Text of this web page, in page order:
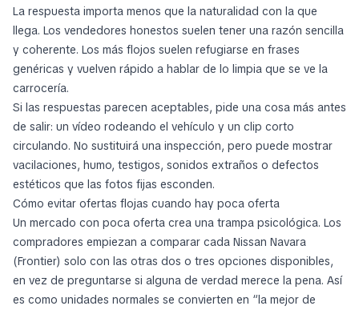
La respuesta importa menos que la naturalidad con la que
llega. Los vendedores honestos suelen tener una razón sencilla
y coherente. Los más flojos suelen refugiarse en frases
genéricas y vuelven rápido a hablar de lo limpia que se ve la
carrocería.
Si las respuestas parecen aceptables, pide una cosa más antes
de salir: un vídeo rodeando el vehículo y un clip corto
circulando. No sustituirá una inspección, pero puede mostrar
vacilaciones, humo, testigos, sonidos extraños o defectos
estéticos que las fotos fijas esconden.
Cómo evitar ofertas flojas cuando hay poca oferta
Un mercado con poca oferta crea una trampa psicológica. Los
compradores empiezan a comparar cada Nissan Navara
(Frontier) solo con las otras dos o tres opciones disponibles,
en vez de preguntarse si alguna de verdad merece la pena. Así
es como unidades normales se convierten en “la mejor de